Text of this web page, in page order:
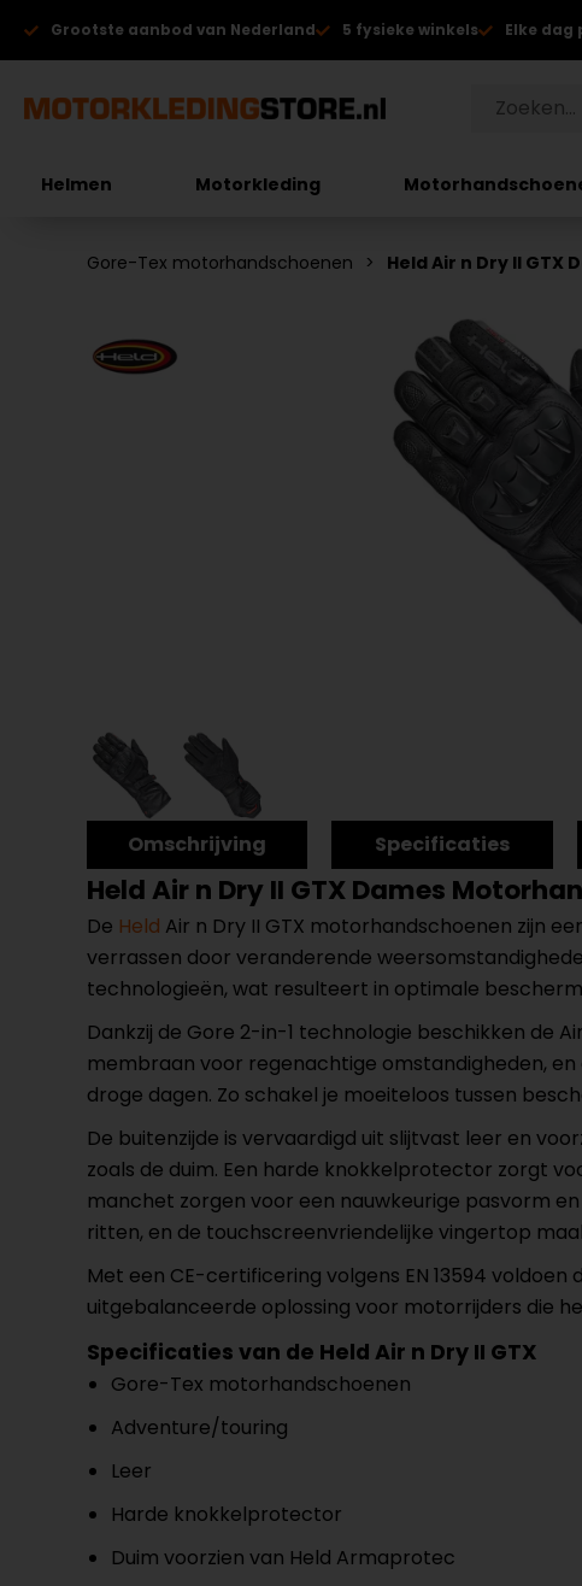
Grootste aanbod van Nederland 5 fysieke winkels Elke dag
Helmen Motorkleding
Gore-Tex motorhandschoenen Held Air n Dry II
Omschrijving Specificaties
Held Air n Dry II GTX Dames
De Held Air n Dry II GTX motorhandschoenen zijn
verrassen door veranderende
technologieën, wat resulteert in optimale
Dankzij de Gore 2-in-1 technologie beschikken de
membraan voor regenachtige omstandigheden,
droge dagen. Zo schakel je moeiteloos tussen
De buitenzijde is vervaardigd uit slijtvast leer en
zoals de duim. Een harde knokkelprotector zorgt
manchet zorgen voor een nauwkeurige pasvorm
ritten, en de touchscreenvriendelijke vingertop
Met een CE-certificering volgens EN 13594
uitgebalanceerde oplossing voor motorrijders die
Specificaties van de Held Air n Dry II GTX
Gore-Tex motorhandschoenen
Adventure/touring
Leer
Harde knokkelprotector
Duim voorzien van Held Armaprotec